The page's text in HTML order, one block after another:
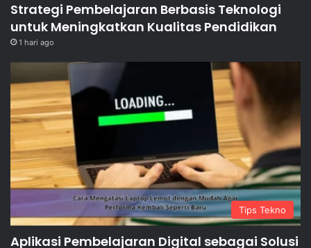
Strategi Pembelajaran Berbasis Teknologi
untuk Meningkatkan Kualitas Pendidikan
1 hari ago
Tips Tekno
Aplikasi Pembelajaran Digital sebagai Solusi